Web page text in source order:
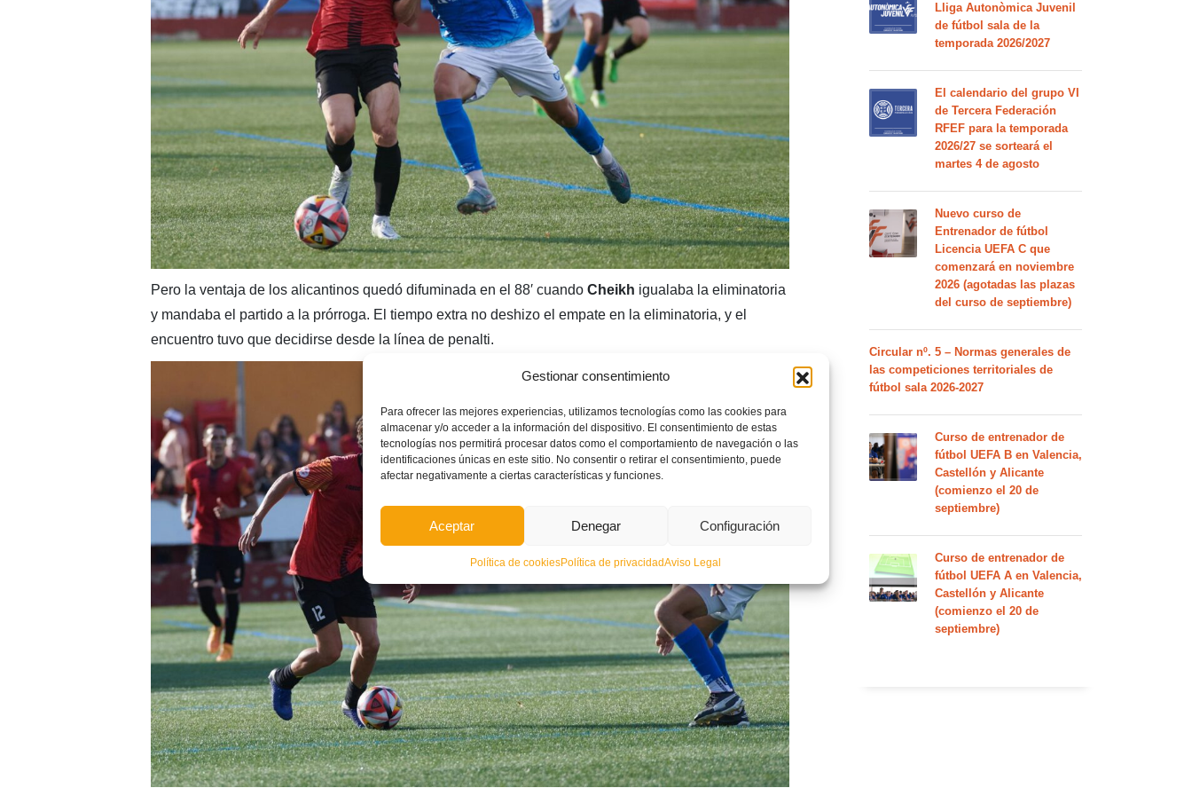
Gestionar consentimiento
Para ofrecer las mejores experiencias, utilizamos tecnologías como las cookies para
almacenar y/o acceder a la información del dispositivo. El consentimiento de estas
tecnologías nos permitirá procesar datos como el comportamiento de navegación o las
identificaciones únicas en este sitio. No consentir o retirar el consentimiento, puede
afectar negativamente a ciertas características y funciones.
Aceptar Denegar Configuración
Política de cookiesPolítica de privacidadAviso Legal
Pero la ventaja de los alicantinos quedó difuminada en el 88′ cuando Cheikh igualaba la eliminatoria
y mandaba el partido a la prórroga. El tiempo extra no deshizo el empate en la eliminatoria, y el
encuentro tuvo que decidirse desde la línea de penalti.
Lliga Autonòmica Juvenil
de fútbol sala de la
temporada 2026/2027
El calendario del grupo VI
de Tercera Federación
RFEF para la temporada
2026/27 se sorteará el
martes 4 de agosto
Nuevo curso de
Entrenador de fútbol
Licencia UEFA C que
comenzará en noviembre
2026 (agotadas las plazas
del curso de septiembre)
Circular nº. 5 – Normas generales de
las competiciones territoriales de
fútbol sala 2026-2027
Curso de entrenador de
fútbol UEFA B en Valencia,
Castellón y Alicante
(comienzo el 20 de
septiembre)
Curso de entrenador de
fútbol UEFA A en Valencia,
Castellón y Alicante
(comienzo el 20 de
septiembre)